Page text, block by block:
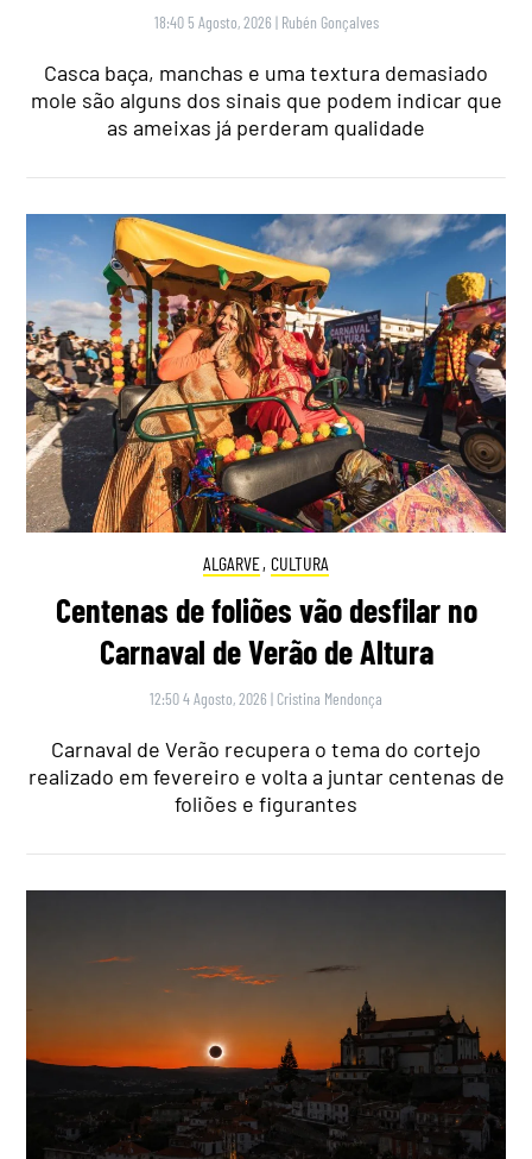
18:40 5 Agosto, 2026 | Rubén Gonçalves
Casca baça, manchas e uma textura demasiado
mole são alguns dos sinais que podem indicar que
as ameixas já perderam qualidade
ALGARVE, CULTURA
Centenas de foliões vão desfilar no
Carnaval de Verão de Altura
12:50 4 Agosto, 2026 | Cristina Mendonça
Carnaval de Verão recupera o tema do cortejo
realizado em fevereiro e volta a juntar centenas de
foliões e figurantes